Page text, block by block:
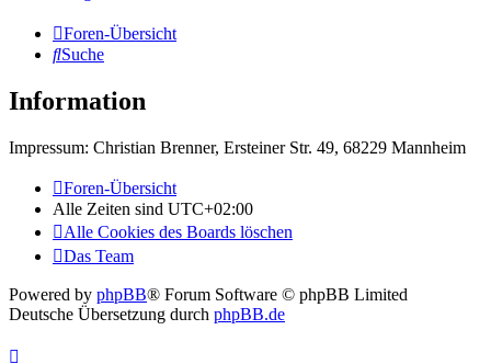
Foren-Übersicht
Suche
Information
Impressum: Christian Brenner, Ersteiner Str. 49, 68229 Mannheim
Foren-Übersicht
Alle Zeiten sind UTC+02:00
Alle Cookies des Boards löschen
Das Team
Powered by phpBB® Forum Software © phpBB Limited
Deutsche Übersetzung durch phpBB.de